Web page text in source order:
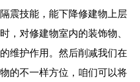
震技能，能下降修建物上层
，对修建物室内的装饰物、
维护作用。然后削减我们在
的不一样方位，咱们可以将